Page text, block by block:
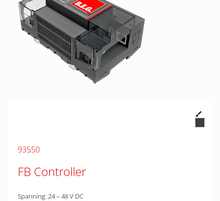
93550
FB Controller
Spanning: 24 – 48 V DC